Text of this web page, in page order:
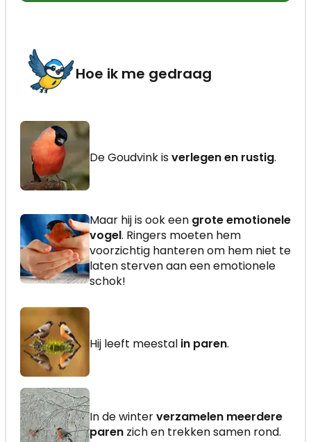
Hoe ik me gedraag
De Goudvink isverlegen en rustig.
Maar hij is ook een grote emotionele
vogel. Ringers moeten hem
voorzichtig hanteren om hem niet te
laten sterven aan een emotionele
schok!
Hij leeft meestal in paren.
In de winterverzamelen meerdere
paren zich en trekken samen rond.